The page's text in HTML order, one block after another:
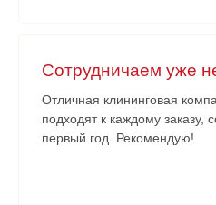
Сотрудничаем уже
Отличная клининговая
подходят к каждому заказу,
первый год. Рекомендую!